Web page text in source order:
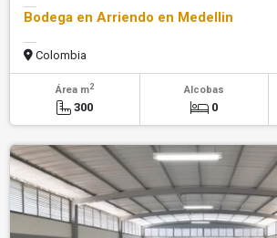
Bodega en Arriendo en Medellin
Colombia
Área m2
300
Alcobas
0